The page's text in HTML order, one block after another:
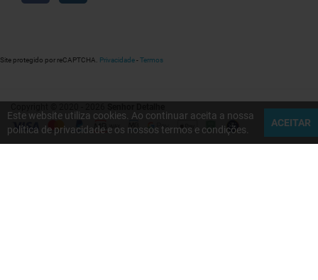
Site protegido por reCAPTCHA. Privacidade-Termos
Este website utiliza cookies. Ao continuar aceita a nossa
política de privacidade e os nossos termos e condições.
ACEITAR